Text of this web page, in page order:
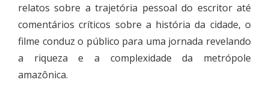
relatos sobre a trajetória pessoal do escritor até
comentários críticos sobre a história da cidade, o
filme conduz o público para uma jornada revelando
a riqueza e a complexidade da metrópole
amazônica.